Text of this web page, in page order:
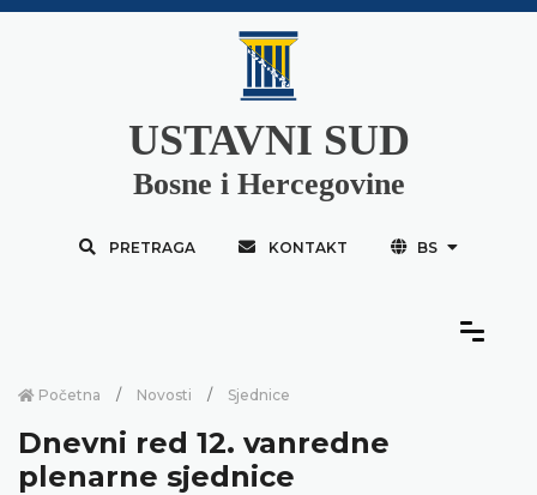
USTAVNI SUD
Bosne i Hercegovine
PRETRAGA KONTAKT BS
Početna Novosti Sjednice
Dnevni red 12. vanredne
plenarne sjednice